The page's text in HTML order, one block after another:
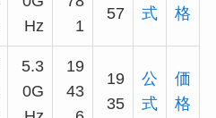
Hz
1
57 式 格
5.3
0G
19
43
19
35
公
式
価
格